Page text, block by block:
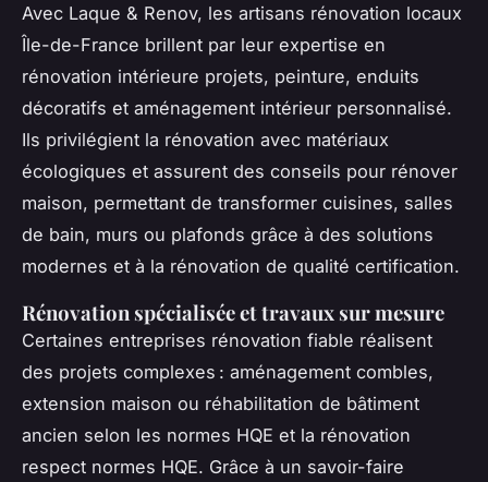
Avec Laque & Renov, les artisans rénovation locaux
Île-de-France brillent par leur expertise en
rénovation intérieure projets, peinture, enduits
décoratifs et aménagement intérieur personnalisé.
Ils privilégient la rénovation avec matériaux
écologiques et assurent des conseils pour rénover
maison, permettant de transformer cuisines, salles
de bain, murs ou plafonds grâce à des solutions
modernes et à la rénovation de qualité certification.
Rénovation spécialisée et travaux sur mesure
Certaines entreprises rénovation fiable réalisent
des projets complexes : aménagement combles,
extension maison ou réhabilitation de bâtiment
ancien selon les normes HQE et la rénovation
respect normes HQE. Grâce à un savoir-faire